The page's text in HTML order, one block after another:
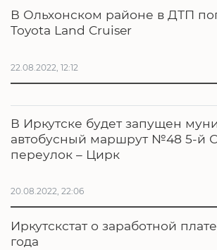
В Ольхонском районе в ДТП
Toyota Land Cruiser
22.08.2022, 12:12
В Иркутске будет запущен
автобусный маршрут №48 5-й
переулок – Цирк
20.08.2022, 22:06
Иркутскстат о заработной
года